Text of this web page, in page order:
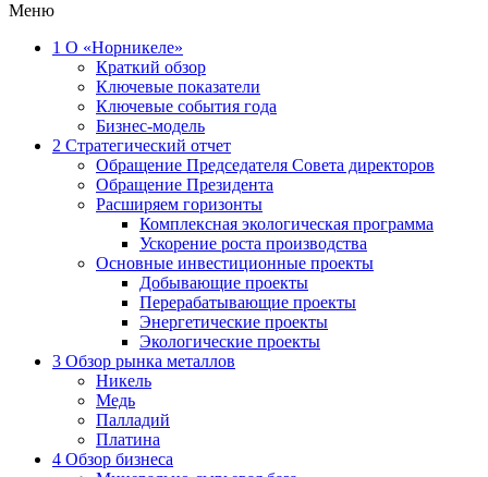
Меню
1 О «Норникеле»
Краткий обзор
Ключевые показатели
Ключевые события года
Бизнес-модель
2 Стратегический отчет
Обращение Председателя Совета директоров
Обращение Президента
Расширяем горизонты
Комплексная экологическая программа
Ускорение роста производства
Основные инвестиционные проекты
Добывающие проекты
Перерабатывающие проекты
Энергетические проекты
Экологические проекты
3 Обзор рынка металлов
Никель
Медь
Палладий
Платина
4 Обзор бизнеса